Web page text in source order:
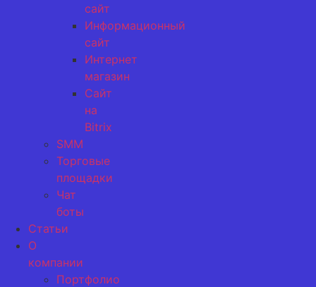
сайт
Информационный
сайт
Интернет
магазин
Сайт
на
Bitrix
SMM
Торговые
площадки
Чат
боты
Статьи
О
компании
Портфолио